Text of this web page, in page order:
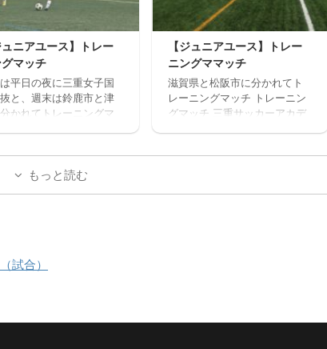
等ないようご予定をご
上お申し込みくださ
ォーミングアップを兼
礎技術練習の後、たく
ニサッカーの試合を実
して毎日ベストプレヤ
出！！ 協賛：Mreform
： 小学１ー３年生 １
content/uploads/2026/07/PX
L_20260718_080122879.mp4
トレーニングマッチ 三重サッ
カーアカデミー 対 鈴 ...
ニアユース】トレー
マッチ
平日の夜に三重女子国
と、週末は鈴鹿市と津
かれてトレーニングマ
ミー 対 三重女子国体
ッカーアカデミー
【ジュニアユース】トレー
ニングママッチ
滋賀県と松阪市に分かれてト
レーニングマッチ トレーニン
グマッチ 三重サッカーアカデ
ェルデラッソ松阪
もっと読む
試合）